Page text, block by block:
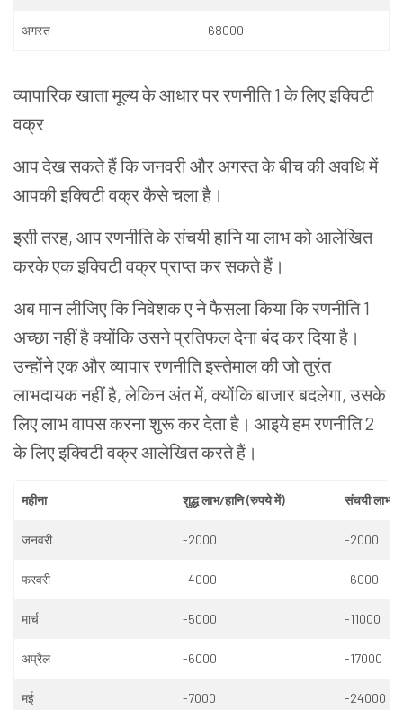
अगस्त 68000
व्यापारिकखातामूल्यकेआधारपररणनीति1केलिएइक्विटी
वक्र
आपदेखसकतेहैंकिजनवरीऔरअगस्तकेबीचकीअवधिमें
आपकीइक्विटीवक्रकैसेचलाहै।
इसीतरह, आपरणनीतिके संचयीहानियालाभकोआलेखित
करकेएकइक्विटीवक्रप्राप्तकरसकतेहैं।
अबमानलीजिएकिनिवेशकएनेफैसलाकियाकिरणनीति1
अच्छानहींहैक्योंकिउसनेप्रतिफल देनाबंदकरदियाहै।
उन्होंनेएकऔरव्यापाररणनीतिइस्तेमाल की जोतुरंत
लाभदायकनहींहै,लेकिनअंतमें,क्योंकिबाजारबदलेगा,उसके
लिएलाभवापसकरना शुरूकर देताहै। आइयेहमरणनीति2
केलिएइक्विटीवक्रआलेखितकरतेहैं।
महीना शुद्धलाभ/हानि(रुपयेमें) संचयीलाभ
जनवरी -2000 -2000
फरवरी -4000 -6000
मार्च -5000 -11000
अप्रैल -6000 -17000
मई -7000 -24000